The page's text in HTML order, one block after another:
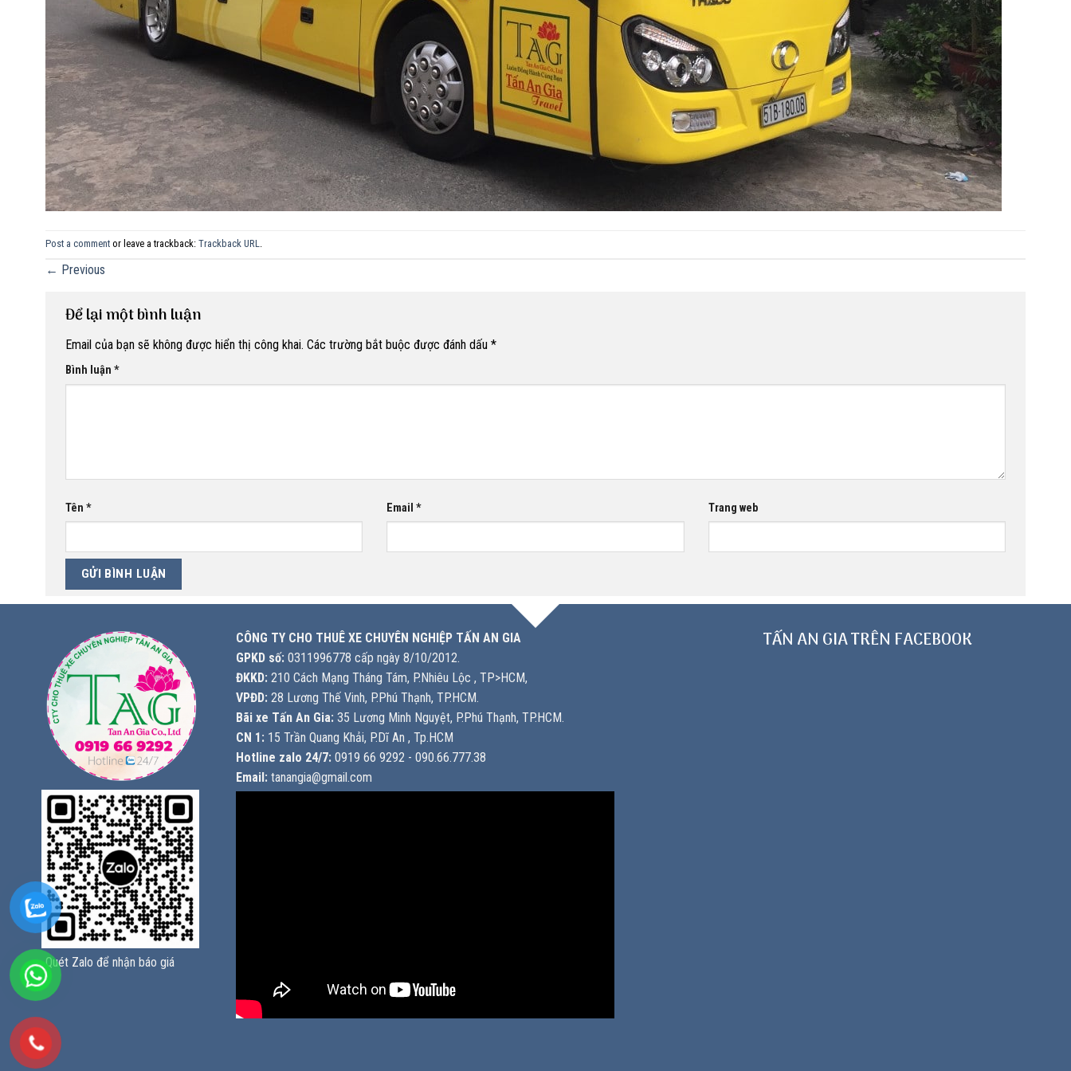
Post a comment or leave a trackback: Trackback URL
← Previous
Để lại một bình luận
Email của bạn sẽ không được hiển thị công khai. Các trường bắt buộc được đánh dấu *
Bình luận *
Tên * Email* Trang web
Quét Zalo để nhận báo giá
CÔNG TY CHO THUÊ XE CHUYÊN NGHIỆP TẤN AN GIA
GPKD số: 0311996778 cấp ngày 8/10/2012.
ĐKKD: 210 Cách Mạng Tháng Tám, P.Nhiêu Lộc , TP>HCM,
VPĐD: 28 Lương Thế Vinh, P.Phú Thạnh, TP.HCM.
Bãi xe Tấn An Gia: 35 Lương Minh Nguyệt, P.Phú Thạnh, TP.HCM.
CN 1: 15 Trần Quang Khải, P.Dĩ An , Tp.HCM
Hotline zalo 24/7: 0919 66 9292 - 090.66.777.38
Email: tanangia@gmail.com
TẤN AN GIA TRÊN FACEBOOK